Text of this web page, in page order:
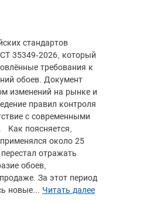
стандартов
35349-2026, который
требования к
обоев. Документ
изменений на рынке и
правил контроля
с современными
Как поясняется,
около 25
отражать
обоев,
За этот период
новые... Читать далее